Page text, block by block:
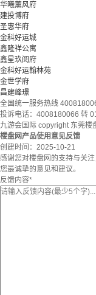
华曦薰风府
建投博府
圣惠华府
金科好运城
鑫隆祥公寓
鑫星玖阅府
金科好运翰林苑
金世学府
昌建峰璟
全国统一服务热线
投诉电话：4008180066 转
九游会国际 copyright 东莞楼
楼盘网产品使用意见反馈
创建时间： 2025-10-21
感谢您对楼盘网的支持与关
您最诚挚的意见和建议。
反馈内容*